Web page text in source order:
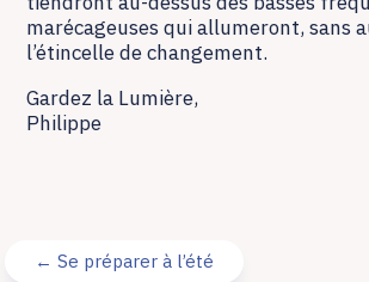
marécageuses qui allumeront, sans
l’étincelle de changement.
Gardez la Lumière,
Philippe
←Se préparer à l’été